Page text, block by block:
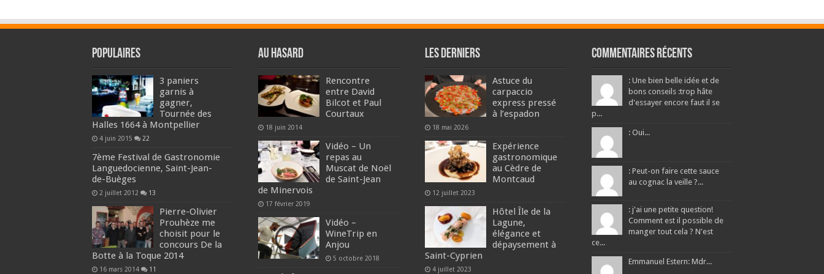
Populaires
3 paniers
garnis à
gagner,
Tournée des
Halles 1664 à Montpellier
4 juin 2015 22
7ème Festival de Gastronomie
Languedocienne, Saint-Jean-
de-Buèges
2 juillet 2012 13
Pierre-Olivier
Prouhèze me
choisit pour le
concours De la
Botte à la Toque 2014
16 mars 2014 11
Au hasard
Rencontre
entre David
Bilcot et Paul
Courtaux
18 juin 2014
Vidéo – Un
repas au
Muscat de Noël
de Saint-Jean
de Minervois
17 février 2019
Vidéo –
WineTrip en
Anjou
5 octobre 2018
Les derniers
Astuce du
carpaccio
express pressé
à l’espadon
18 mai 2026
Expérience
gastronomique
au Cèdre de
Montcaud
12 juillet 2023
Hôtel Île de la
Lagune,
élégance et
dépaysement à
Saint-Cyprien
4 juillet 2023
Commentaires récents
: Une bien belle idée et de
bons conseils :trop hâte
d'essayer encore faut il se
p...
: Oui...
: Peut-on faire cette sauce
au cognac la veille ?...
: j'ai une petite question!
Comment est il possible de
manger tout cela ? N'est
ce...
Emmanuel Estern: Mdr...